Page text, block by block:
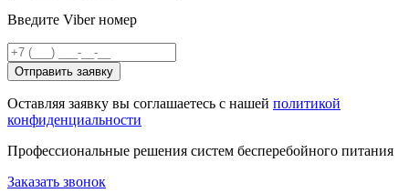
Введите Viber номер
Отправить заявку
Оставляя заявку вы соглашаетесь с нашей политикой
конфиденциальности
Профессиональные решения систем бесперебойного питания
Заказать звонок